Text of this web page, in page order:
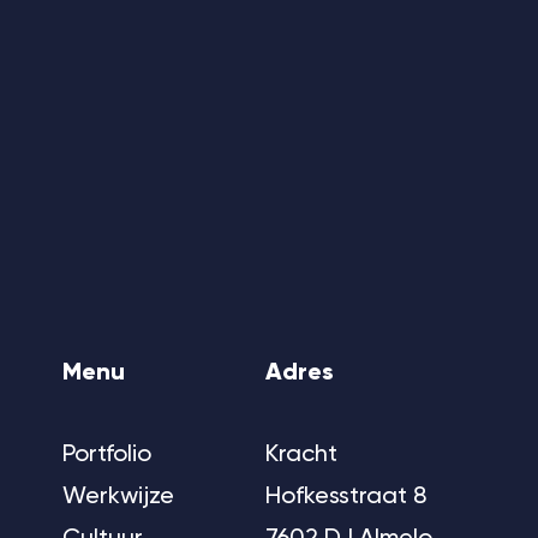
Menu
Portfolio
Werkwijze
Adres
Kracht
Hofkesstraat 8